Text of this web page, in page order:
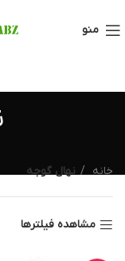
منو
خانه نهال گوجه
مشاهده فیلترها